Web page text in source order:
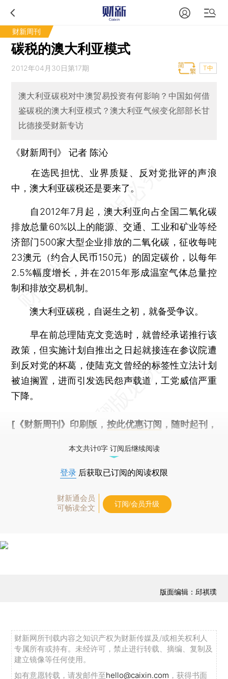
财新周刊
碳税的澳大利亚模式
2012年04月30日第17期 T中
澳大利亚碳税对中澳贸易投资有何影响？中国如何借
鉴碳税的澳大利亚模式？澳大利亚气候变化部部长甘
比德接受财新专访
《财新周刊》 记者 陈沁
在选民担忧、业界质疑、反对党批评的声浪
中，澳大利亚碳税还是要来了。
自2012年7月起，澳大利亚向占全国二氧化碳
排放总量60%以上的能源、交通、工业和矿业等经
济部门500家大型企业排放的二氧化碳，征收每吨
23澳元（约合人民币150元）的固定碳价，以每年
2.5%幅度增长，并在2015年形成温室气体总量控
制和排放交易机制。
澳大利亚碳税，自诞生之初，就备受争议。
早在前总理陆克文竞选时，就曾经承诺推行该
政策，但实施计划自推出之日起就接连在参议院遭
到反对党的杯葛，使陆克文曾经的标签性立法计划
被迫搁置，进而引发选民怨声载道，工党威信严重
下降。
[《财新周刊》印刷版， 按此优惠订阅 ，随时起刊，
本文共计0字 订阅后继续阅读
登录 后获取已订阅的阅读权限
财新通会员
可畅读全文
订阅/会员升级
版面编辑：邱祺璞
财新网所刊载内容之知识产权为财新传媒及/或相关权利人
专属所有或持有。未经许可，禁止进行转载、摘编、复制及
建立镜像等任何使用。
如有意愿转载，请发邮件至hello@caixin.com ，获得书面